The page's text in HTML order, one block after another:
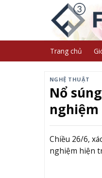
Trang chủ
NGHỆ THUẬT
Nổ
Chiều 26/6,
nghiệm hiện